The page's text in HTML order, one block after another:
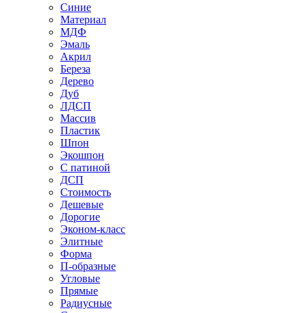
Синие
Материал
МДФ
Эмаль
Акрил
Береза
Дерево
Дуб
ЛДСП
Массив
Пластик
Шпон
Экошпон
С патиной
ДСП
Стоимость
Дешевые
Дорогие
Эконом-класс
Элитные
Форма
П-образные
Угловые
Прямые
Радиусные